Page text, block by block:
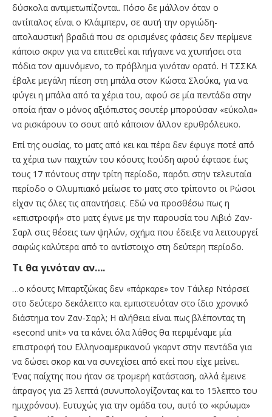
δύσκολα αντιμετωπίζονται. Πόσο δε μάλλον όταν ο
αντίπαλος είναι ο Κλάιμπερν, σε αυτή την οργιώδη-
απολαυστική βραδιά που σε ορισμένες φάσεις δεν περίμενε
κάποιο σκριν για να επιτεθεί και πήγαινε να χτυπήσει στα
πόδια τον αμυνόμενο, το πρόβλημα γινόταν ορατό. Η ΤΣΣΚΑ
έβαλε μεγάλη πίεση στη μπάλα στον Κώστα Σλούκα, για να
φύγει η μπάλα από τα χέρια του, αφού σε μία πεντάδα στην
οποία ήταν ο μόνος αξιόπιστος σουτέρ μπορούσαν «εύκολα»
να ρισκάρουν το σουτ από κάποιον άλλον ερυθρόλευκο.
Επί της ουσίας, το ματς από κει και πέρα δεν έφυγε ποτέ από
τα χέρια των παιχτών του κόουτς Ιτούδη αφού έφτασε έως
τους 17 πόντους στην τρίτη περίοδο, παρότι στην τελευταία
περίοδο ο Ολυμπιακό μείωσε το ματς στο τρίποντο οι Ρώσοι
είχαν τις όλες τις απαντήσεις. Εδώ να προσθέσω πως η
«επιστροφή» στο ματς έγινε με την παρουσία του Λιβιό Ζαν-
Σαρλ στις θέσεις των ψηλών, σχήμα που έδειξε να λειτουργεί
σαφώς καλύτερα από το αντίστοιχο στη δεύτερη περίοδο.
Τι θα γινόταν αν….
…ο κόουτς Μπαρτζώκας δεν «πάρκαρε» τον Τάιλερ Ντόρσεϊ
στο δεύτερο δεκάλεπτο και εμπιστευόταν στο ίδιο χρονικό
διάστημα τον Ζαν-Σαρλ; Η αλήθεια είναι πως βλέποντας τη
«second unit» να τα κάνει όλα λάθος θα περιμέναμε μία
επιστροφή του Ελληνοαμερικανού γκαρντ στην πεντάδα για
να δώσει σκορ και να συνεχίσει από εκεί που είχε μείνει.
Ένας παίχτης που ήταν σε τρομερή κατάσταση, αλλά έμεινε
άπραγος για 25 λεπτά (συνυπολογίζοντας και το 15λεπτο του
ημιχρόνου). Ευτυχώς για την ομάδα του, αυτό το «κρύωμα»